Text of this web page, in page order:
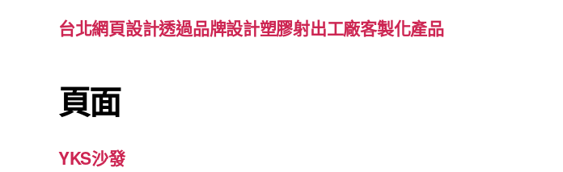
台北網頁設計透過品牌設計塑膠射出工廠客製化產品
頁面
YKS沙發